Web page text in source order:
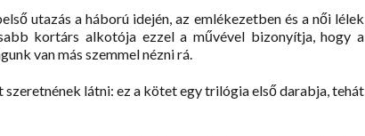
utazás a háború idején, az emlékezetben és a női lélek
kortárs alkotója ezzel a művével bizonyítja, hogy a
van más szemmel nézni rá.
látni: ez a kötet egy trilógia első darabja, tehát